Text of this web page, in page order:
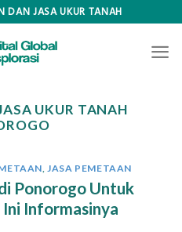
DAN JASA UKUR TANAH
UKUR TANAH
JASA PEMETAAN
Ponorogo Untuk
Ini Informasinya